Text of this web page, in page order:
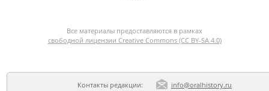
Все материалы предоставляются в рамках
свободной лицензии Creative Commons (CC BY-SA 4.0)
Контакты редакции: info@oralhistory.ru